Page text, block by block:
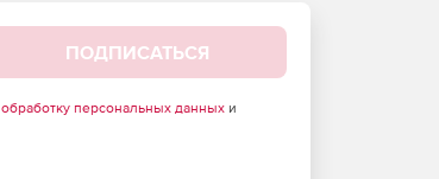
ПОДПИСАТЬСЯ
обработку персональных данныхи